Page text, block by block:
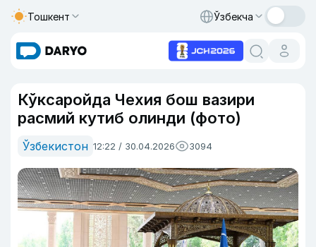
Тошкент Ўзбекча
Кўксаройда Чехия бош вазири
расмий кутиб олинди (фото)
Ўзбекистон 12:22 / 30.04.2026 3094